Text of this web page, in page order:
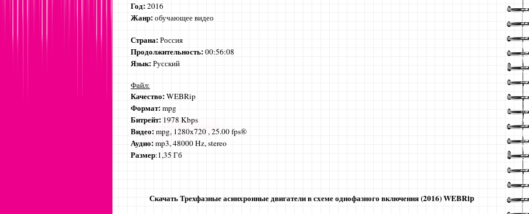
Год:2016
Жанр:обучающее видео
Страна:Россия
Продолжительность:00:56:08
Язык:Русский
Файл:
Качество:WEBRip
Формат:mpg
Битрейт: 1978 Kbps
Видео:mpg, 1280х720 , 25.00 fps®
Аудио:mp3, 48000 Hz, stereo
Размер:1,35 Гб
Скачать Трехфазные асинхронные двигатели в схеме однофазного включения (2016) WEBRip